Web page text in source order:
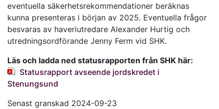
eventuella säkerhetsrekommendationer beräknas
kunna presenteras i början av 2025. Eventuella frågor
besvaras av haveriutredare Alexander Hurtig och
utredningsordförande Jenny Ferm vid SHK.
Läs och ladda ned statusrapporten från SHK här:
Statusrapport avseende jordskredet i
Stenungsund
Senast granskad 2024-09-23